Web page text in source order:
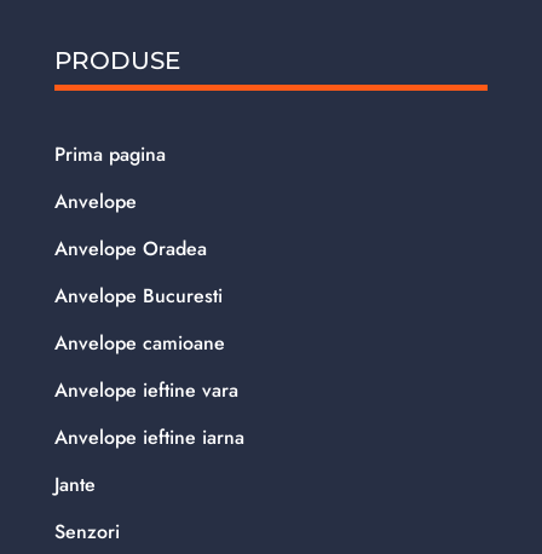
PRODUSE
Prima pagina
Anvelope
Anvelope Oradea
Anvelope Bucuresti
Anvelope camioane
Anvelope ieftine vara
Anvelope ieftine iarna
Jante
Senzori